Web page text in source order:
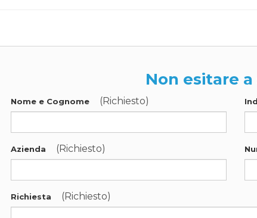
Non esitare
Nome e Cognome (Richiesto)
Azienda (Richiesto)
Richiesta (Richiesto)